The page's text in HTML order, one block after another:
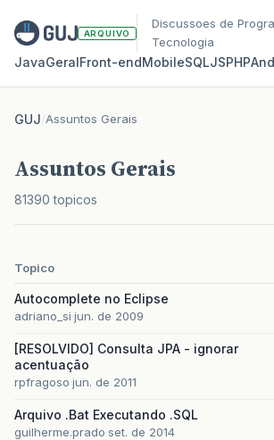
ARQUIVO
Discussoes de
Tecnologia
JavaGeralFront‑endMobileSQLJSPHP
GUJ/Assuntos Gerais
Assuntos Gerais
81390 topicos
Topico
Autocomplete no Eclipse
adriano_si jun. de 2009
[RESOLVIDO] Consulta JPA - ignorar
acentuação
rpfragoso jun. de 2011
Arquivo .Bat Executando .SQL
guilherme.prado set. de 2014